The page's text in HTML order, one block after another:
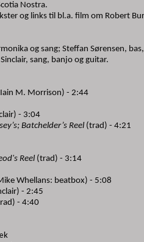
Nostra.
og links til bl.a. film om Robert
og sang; Steffan Sørensen,
sang, banjo og guitar.
M. Morrison) - 2:44
- 3:04
Batchelder’s Reel (trad) - 4:21
Reel (trad) - 3:14
Whellans: beatbox) - 5:08
- 2:45
- 4:40